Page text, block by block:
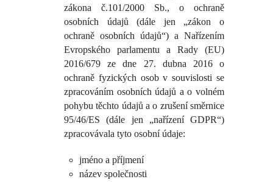
zákona č.101/2000 Sb., o ochraně
osobních údajů (dále jen „zákon o
ochraně osobních údajů“) a Nařízením
Evropského parlamentu a Rady (EU)
2016/679 ze dne 27. dubna 2016 o
ochraně fyzických osob v souvislosti se
zpracováním osobních údajů a o volném
pohybu těchto údajů a o zrušení směrnice
95/46/ES (dále jen „nařízení GDPR“)
zpracovávala tyto osobní údaje:
jméno a příjmení
název společnosti